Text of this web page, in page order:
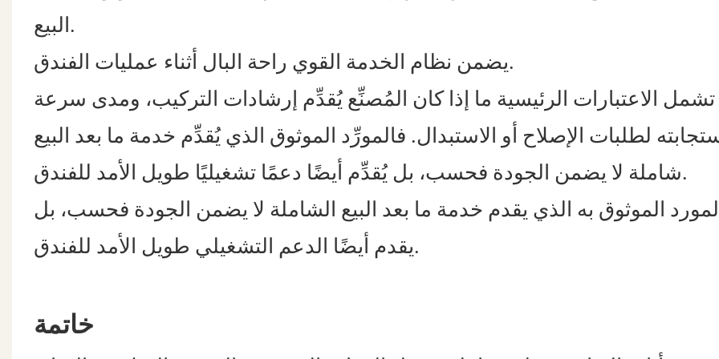
البيع.
يضمن نظام الخدمة القوي راحة البال أثناء عمليات الفندق.
تشمل الاعتبارات الرئيسية ما إذا كان المُصنِّع يُقدِّم إرشادات التركيب، ومدى سرعة
لطلبات الإصلاح أو الاستبدال. فالمورِّد الموثوق الذي يُقدِّم خدمة ما بعد البيع
شاملة لا يضمن الجودة فحسب، بل يُقدِّم أيضًا دعمًا تشغيليًا طويل الأمد للفندق.
الموثوق به الذي يقدم خدمة ما بعد البيع الشاملة لا يضمن الجودة فحسب، بل
يقدم أيضًا الدعم التشغيلي طويل الأمد للفندق.
خاتمة